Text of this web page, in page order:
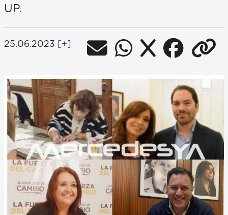
UP.
25.06.2023 [+]